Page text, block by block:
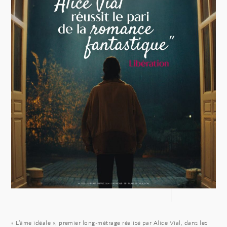
« L’âme idéale », premier long-métrage réalisé par Alice Vial, dans les